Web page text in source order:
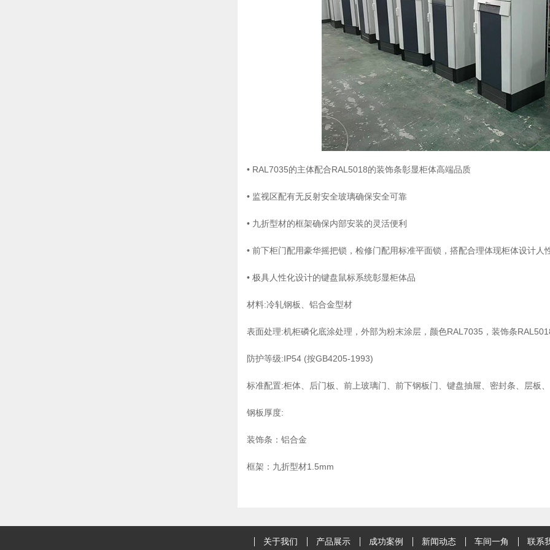
• RAL7035的主体配合RAL5018的装饰条彰显柜体高端品质
• 监视区配有无反射安全玻璃确保安全可靠
• 九折型材的框架确保内部安装的灵活便利
• 前下柜门配用豪华摇把锁，检修门配用标准平面锁，搭配合理体现柜体设计人
• 极具人性化设计的键盘鼠标系统彰显柜体品
材料:冷轧钢板、铝合金型材
表面处理:机柜磷化底涂处理，外部为粉末涂层，颜色RAL7035，装饰条
防护等级:IP54 (按GB4205-1993)
标准配置:柜体、后门板、前上玻璃门、前下钢板门、键盘抽屉、密封条、层板
钢板厚度:
装饰条：铝合金
框架：九折型材1.5mm
关于我们 产品展示 成功案例 新闻动态 车间一角 联系